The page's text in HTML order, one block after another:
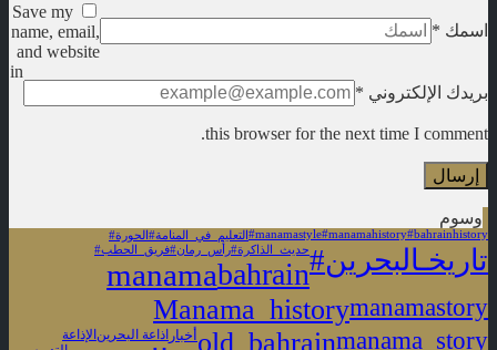
اسمك *
بريدك الإلكتروني *
Save my
name, email,
and website
in
this browser for the next time I comment.
وسوم
#bahrainhistory
#manamahistory
#manamastyle #التعليم_في_المنامة #الحورة
#تاريخـالبحرين #حديث_الذاكرة #رأس_رمان #فريق_الحطب
bahrain
manama
manamastory
Manama_history
manama_story
old_bahrain أخبار اذاعة البحرين الإذاعة